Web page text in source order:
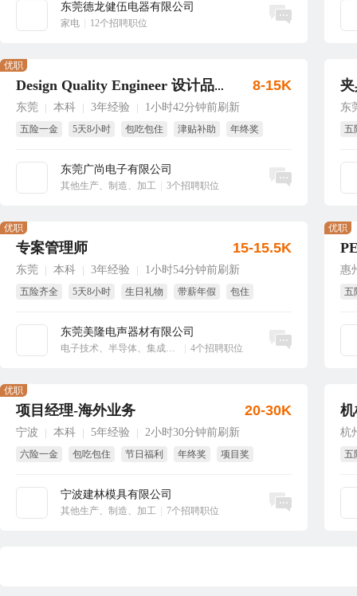
东莞德龙健伍电器有限公司
家电 12个招聘职位
立即沟通
Design Quality Engineer 设计品质工程师
东莞 本科 3年经验 1小时42分钟前刷新
五险一金 5天8小时 包吃包住 津贴补助
年终奖
东莞广尚电子有限公司
其他生产、制造、加工 3个招聘职位
优职
8-15K
立即沟通
东
五
专案管理师
东莞 本科 3年经验 1小时54分钟前刷新
五险齐全 5天8小时 生日礼物 带薪年假 包住
东莞美隆电声器材有限公司
电子技术、半导体、集成电路 4个招聘职位
优职
15-15.5K
立即沟通
惠
五
优职
项目经理-海外业务
宁波 本科 5年经验 2小时30分钟前刷新
六险一金 包吃包住 节日福利 年终奖
项目奖
宁波建林模具有限公司
其他生产、制造、加工 7个招聘职位
优职
20-30K
立即沟通
杭
五